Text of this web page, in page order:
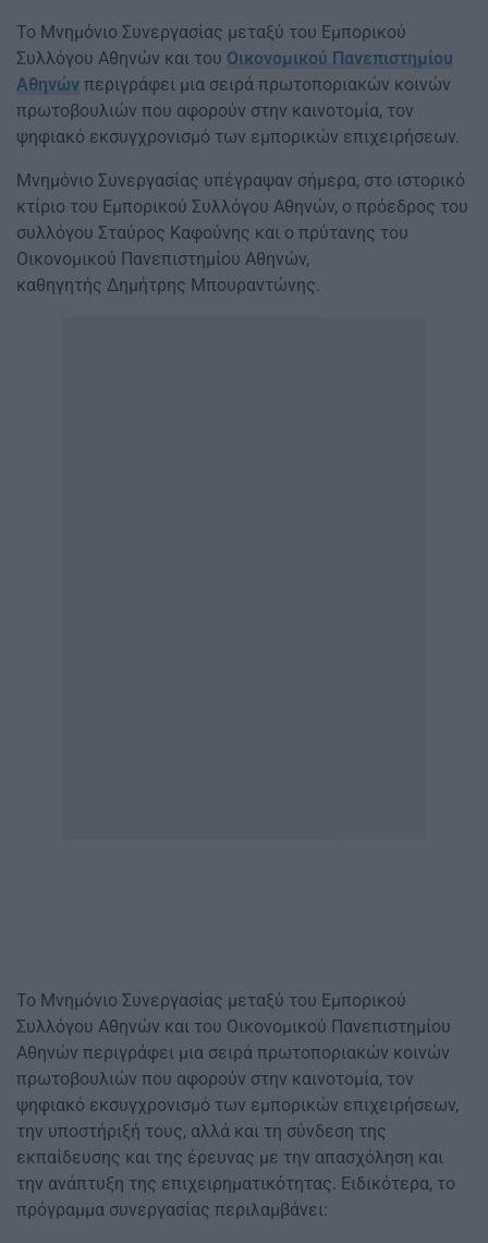
Το Μνημόνιο Συνεργασίας μεταξύ του Εμπορικού
Συλλόγου Αθηνών και του Οικονομικού Πανεπιστημίου
Αθηνών περιγράφει μια σειρά πρωτοποριακών κοινών
πρωτοβουλιών που αφορούν στην καινοτομία, τον
ψηφιακό εκσυγχρονισμό των εμπορικών επιχειρήσεων.
Μνημόνιο Συνεργασίας υπέγραψαν σήμερα, στο ιστορικό
κτίριο του Εμπορικού Συλλόγου Αθηνών, ο πρόεδρος του
συλλόγου Σταύρος Καφούνης και ο πρύτανης του
Οικονομικού Πανεπιστημίου Αθηνών,
καθηγητής Δημήτρης Μπουραντώνης.
Το Μνημόνιο Συνεργασίας μεταξύ του Εμπορικού
Συλλόγου Αθηνών και του Οικονομικού Πανεπιστημίου
Αθηνών περιγράφει μια σειρά πρωτοποριακών κοινών
πρωτοβουλιών που αφορούν στην καινοτομία, τον
ψηφιακό εκσυγχρονισμό των εμπορικών επιχειρήσεων,
την υποστήριξή τους, αλλά και τη σύνδεση της
εκπαίδευσης και της έρευνας με την απασχόληση και
την ανάπτυξη της επιχειρηματικότητας. Ειδικότερα, το
πρόγραμμα συνεργασίας περιλαμβάνει: